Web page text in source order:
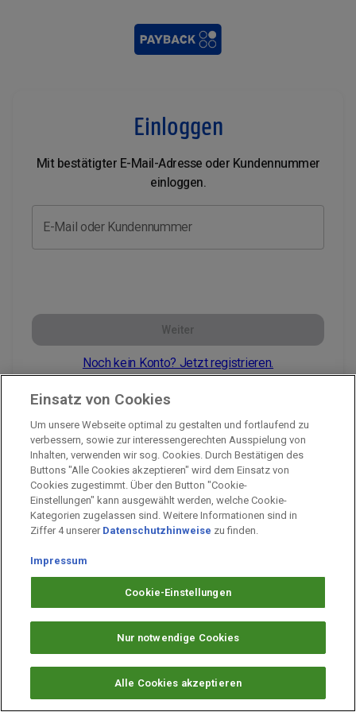
Einloggen
Mit bestätigter E-Mail-Adresse oder Kundennummer
einloggen.
E-Mail oder Kundennummer
Weiter
Noch kein Konto? Jetzt registrieren.
Impressum
Unternehmen
Arbeiten bei PAYBACK
Fragen & Hilfe
Datenschutz
Cookie-Einstellungen
Einsatz von Cookies
Um unsere Webseite optimal zu gestalten und fortlaufend zu
verbessern, sowie zur interessengerechten Ausspielung von
Inhalten, verwenden wir sog. Cookies. Durch Bestätigen des
Buttons "Alle Cookies akzeptieren" wird dem Einsatz von
Cookies zugestimmt. Über den Button "Cookie-
Einstellungen" kann ausgewählt werden, welche Cookie-
Kategorien zugelassen sind. Weitere Informationen sind in
Ziffer 4 unserer Datenschutzhinweise zu finden.
Impressum
Cookie-Einstellungen
Nur notwendige Cookies
Alle Cookies akzeptieren